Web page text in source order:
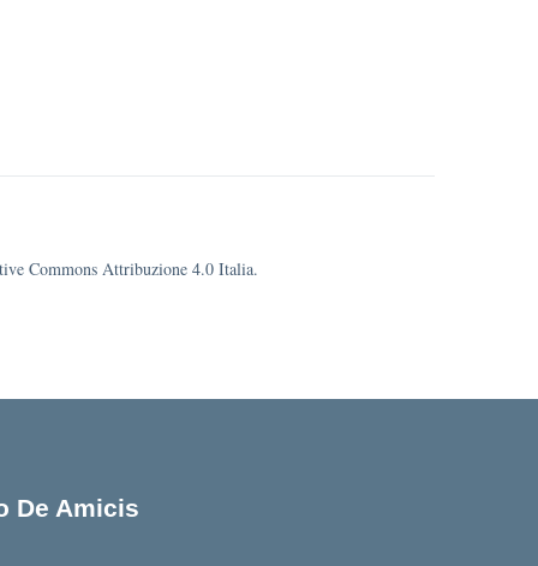
Commons Attribuzione 4.0 Italia.
De Amicis